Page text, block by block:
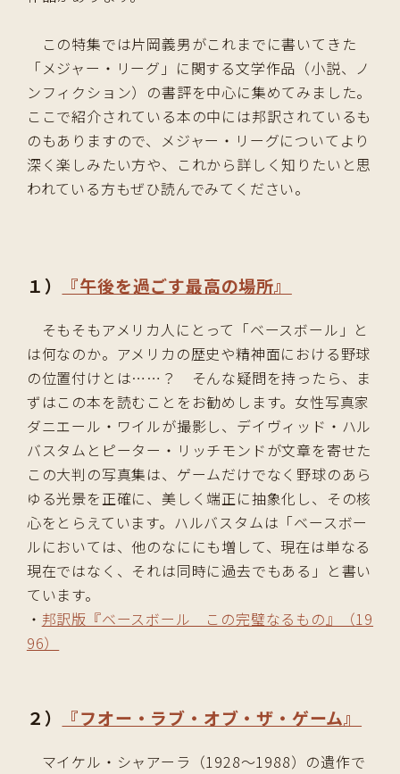
この特集では片岡義男がこれまでに書いてきた
「メジャー・リーグ」に関する文学作品（小説、ノ
ンフィクション）の書評を中心に集めてみました。
ここで紹介されている本の中には邦訳されているも
のもありますので、メジャー・リーグについてより
深く楽しみたい方や、これから詳しく知りたいと思
われている方もぜひ読んでみてください。
１） 『午後を過ごす最高の場所』
そもそもアメリカ人にとって「ベースボール」と
は何なのか。アメリカの歴史や精神面における野球
の位置付けとは……？ そんな疑問を持ったら、ま
ずはこの本を読むことをお勧めします。女性写真家
ダニエール・ワイルが撮影し、デイヴィッド・ハル
バスタムとピーター・リッチモンドが文章を寄せた
この大判の写真集は、ゲームだけでなく野球のあら
ゆる光景を正確に、美しく端正に抽象化し、その核
心をとらえています。ハルバスタムは「ベースボー
ルにおいては、他のなににも増して、現在は単なる
現在ではなく、それは同時に過去でもある」と書い
ています。
・ 邦訳版『ベースボール この完璧なるもの』（19
96）
２） 『フオー・ラブ・オブ・ザ・ゲーム』
マイケル・シャアーラ（1928〜1988）の遺作で